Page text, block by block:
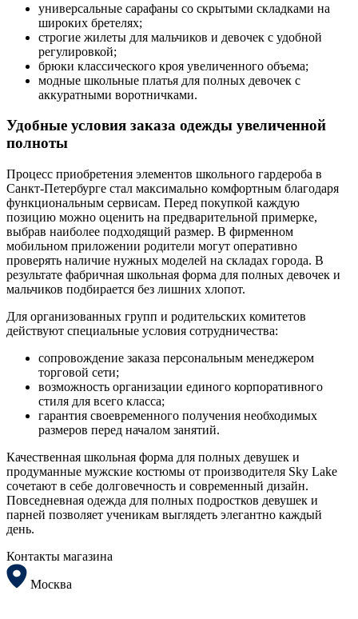
универсальные сарафаны со скрытыми складками на
широких бретелях;
строгие жилеты для мальчиков и девочек с удобной
регулировкой;
брюки классического кроя увеличенного объема;
модные школьные платья для полных девочек с
аккуратными воротничками.
Удобные условия заказа одежды увеличенной
полноты
Процесс приобретения элементов школьного гардероба в
Санкт-Петербурге стал максимально комфортным благодаря
функциональным сервисам. Перед покупкой каждую
позицию можно оценить на предварительной примерке,
выбрав наиболее подходящий размер. В фирменном
мобильном приложении родители могут оперативно
проверять наличие нужных моделей на складах города. В
результате фабричная школьная форма для полных девочек и
мальчиков подбирается без лишних хлопот.
Для организованных групп и родительских комитетов
действуют специальные условия сотрудничества:
сопровождение заказа персональным менеджером
торговой сети;
возможность организации единого корпоративного
стиля для всего класса;
гарантия своевременного получения необходимых
размеров перед началом занятий.
Качественная школьная форма для полных девушек и
продуманные мужские костюмы от производителя Sky Lake
сочетают в себе долговечность и современный дизайн.
Повседневная одежда для полных подростков девушек и
парней позволяет ученикам выглядеть элегантно каждый
день.
Контакты магазина
Москва